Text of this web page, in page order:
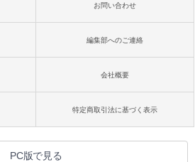
お問い合わせ
編集部へのご連絡
会社概要
特定商取引法に基づく表示
PC版で見る